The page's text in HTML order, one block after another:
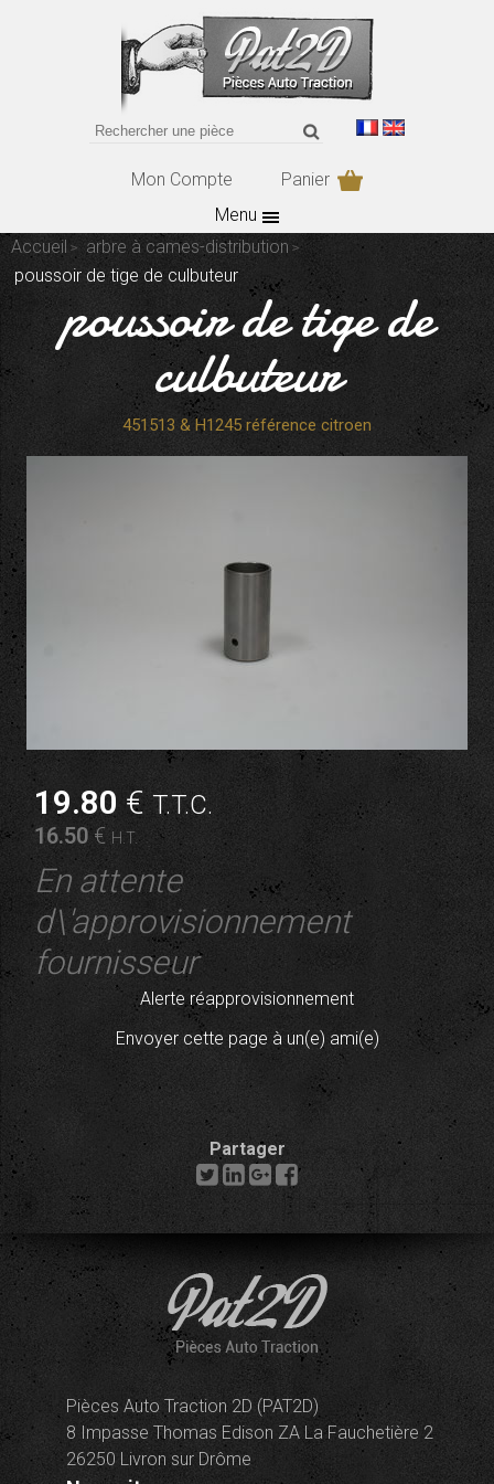
Mon Compte
Panier
Menu
Accueil
arbre à cames-distribution
poussoir de tige de culbuteur
poussoir de tige de
culbuteur
451513 & H1245 référence citroen
19.80 €T.T.C.
16.50€ H.T.
En attente
d\'approvisionnement
fournisseur
Alerte réapprovisionnement
Envoyer cette page à un(e) ami(e)
Partager
Pièces Auto Traction 2D (PAT2D)
8 Impasse Thomas Edison ZA La Fauchetière 2
26250 Livron sur Drôme